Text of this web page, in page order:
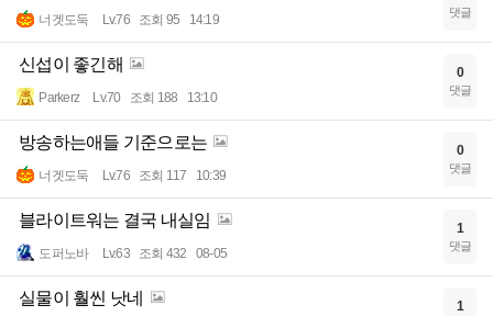
너겟도둑 Lv.76 조회 95 14:19 댓글
신섭이 좋긴해
Parkerz Lv.70 조회 188 13:10
0
댓글
방송하는애들 기준으로는
너겟도둑 Lv.76 조회 117 10:39
0
댓글
블라이트워는 결국 내실임
도퍼노바 Lv.63 조회 432 08-05
1
댓글
실물이 훨씬 낫네 1